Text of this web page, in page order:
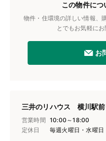
この物件につ
物件・住環境の詳しい情報、
とでもお気軽にお
お
三井のリハウス 横川駅前
営業時間 10:00～18:00
定休日
毎週火曜日・水曜日